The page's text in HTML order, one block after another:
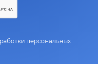
персональных